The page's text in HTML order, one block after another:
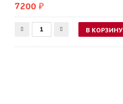
7200 ₽
В КОРЗИНУ